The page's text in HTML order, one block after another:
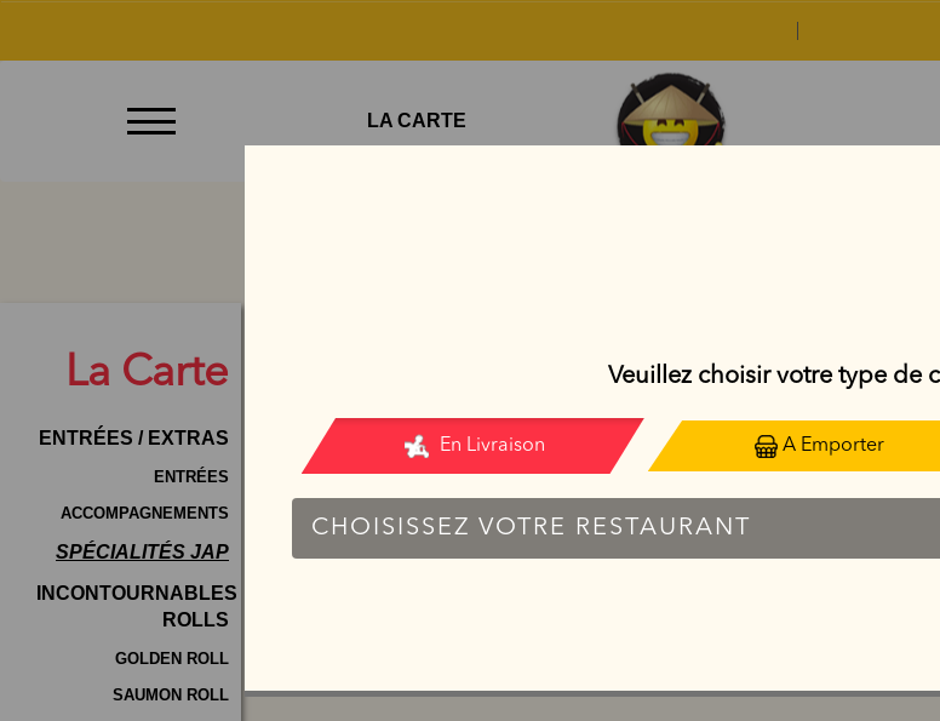
Emporter
Contact
Mentions
Légales
Programme
De
Fidélité
Vos
LA CARTE
La Carte
ENTRÉES / EXTRAS
ENTRÉES
ACCOMPAGNEMENTS
SPÉCIALITÉS JAP
INCONTOURNABLES
ROLLS
GOLDEN ROLL
SAUMON ROLL